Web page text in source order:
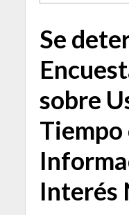
Se
sobre
Tiempo
Interés